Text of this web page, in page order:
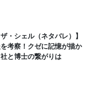
・シェル（ネタバレ）】
考察！クゼに記憶が描か
と博士の繋がりは